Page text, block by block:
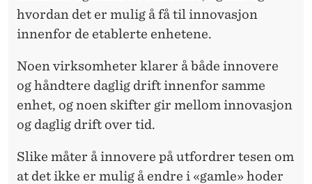
hvordan det er mulig å få til innovasjon
innenfor de etablerte enhetene.
Noen virksomheter klarer å både innovere
og håndtere daglig drift innenfor samme
enhet, og noen skifter gir mellom innovasjon
og daglig drift over tid.
Slike måter å innovere på utfordrer tesen om
at det ikke er mulig å endre i «gamle» hoder